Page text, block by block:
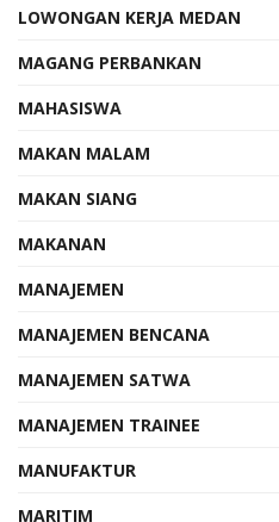
LOWONGAN KERJA MEDAN
MAGANG PERBANKAN
MAHASISWA
MAKAN MALAM
MAKAN SIANG
MAKANAN
MANAJEMEN
MANAJEMEN BENCANA
MANAJEMEN SATWA
MANAJEMEN TRAINEE
MANUFAKTUR
MARITIM